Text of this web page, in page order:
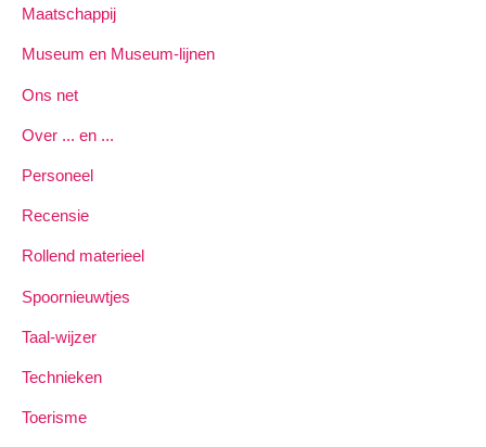
Maatschappij
Museum en Museum-lijnen
Ons net
Over ... en ...
Personeel
Recensie
Rollend materieel
Spoornieuwtjes
Taal-wijzer
Technieken
Toerisme